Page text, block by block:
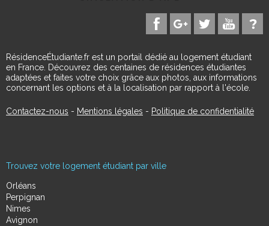
RésidenceÉtudiante.fr est un portail dédié au logement étudiant
en France. Découvrez des centaines de résidences étudiantes
adaptées et faites votre choix grâce aux photos, aux informations
concernant les options et à la localisation par rapport à l'école.
Contactez-nous - Mentions légales - Politique de confidentialité
Trouvez votre logement étudiant par ville
Orléans
Perpignan
Nimes
Avignon